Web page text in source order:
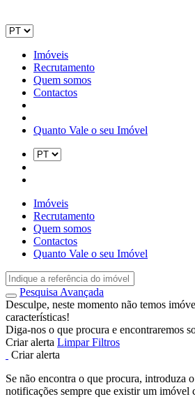
Imóveis
Recrutamento
Quem somos
Contactos
Quanto Vale o seu Imóvel
Imóveis
Recrutamento
Quem somos
Contactos
Quanto Vale o seu Imóvel
Pesquisa Avançada
Desculpe, neste momento não temos
características!
Diga-nos o que procura e encontraremos
Criar alerta Limpar Filtros
Criar alerta
Se não encontra o que procura, introduza
notificações sempre que existir um imóvel